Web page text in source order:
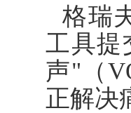
格瑞
工具提
声"（
正解决